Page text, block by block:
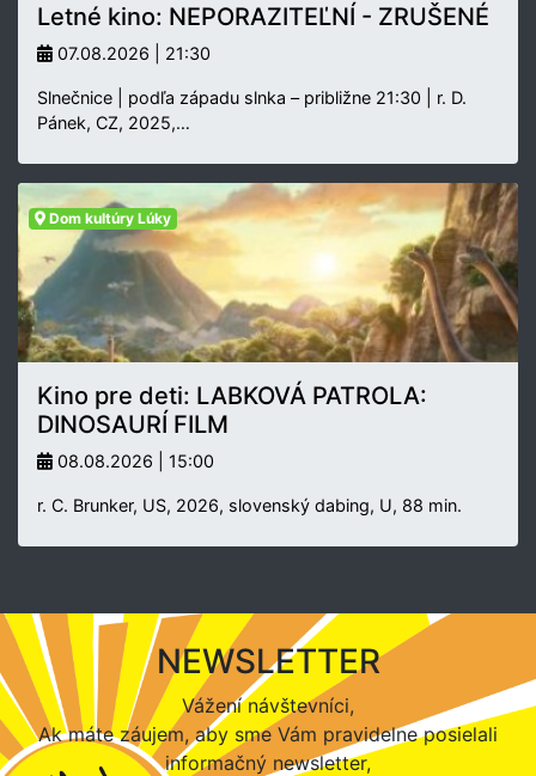
Letné kino: NEPORAZITEĽNÍ - ZRUŠENÉ
07.08.2026 | 21:30
Slnečnice | podľa západu slnka – približne 21:30 | r. D.
Pánek, CZ, 2025,…
Dom kultúry Lúky
Kino pre deti: LABKOVÁ PATROLA:
DINOSAURÍ FILM
08.08.2026 | 15:00
r. C. Brunker, US, 2026, slovenský dabing, U, 88 min.
NEWSLETTER
Vážení návštevníci,
Ak máte záujem, aby sme Vám pravidelne posielali
informačný newsletter,